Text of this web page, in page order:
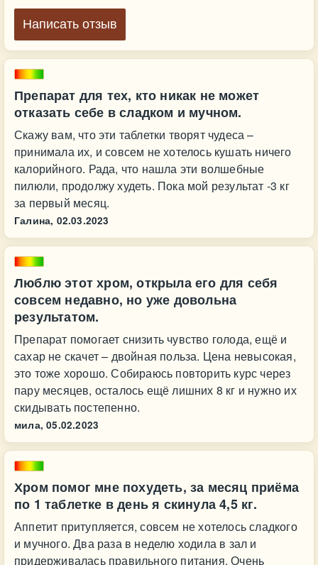
Препарат для тех, кто никак не может
отказать себе в сладком и мучном.
Скажу вам, что эти таблетки творят чудеса –
принимала их, и совсем не хотелось кушать ничего
калорийного. Рада, что нашла эти волшебные
пилюли, продолжу худеть. Пока мой результат -3 кг
за первый месяц.
Галина, 02.03.2023
Люблю этот хром, открыла его для себя
совсем недавно, но уже довольна
результатом.
Препарат помогает снизить чувство голода, ещё и
сахар не скачет – двойная польза. Цена невысокая,
это тоже хорошо. Собираюсь повторить курс через
пару месяцев, осталось ещё лишних 8 кг и нужно их
скидывать постепенно.
мила, 05.02.2023
Хром помог мне похудеть, за месяц приёма
по 1 таблетке в день я скинула 4,5 кг.
Аппетит притупляется, совсем не хотелось сладкого
и мучного. Два раза в неделю ходила в зал и
придерживалась правильного питания. Очень
Написать отзыв